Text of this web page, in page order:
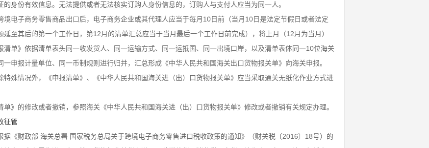
的身份有效信息。无法提供或者无法核实订购人身份信息的，订购人与支付人应当为同一人。
境电子商务零售商品出口后，电子商务企业或其代理人应当于每月10日前（当月10日是法定节假日或者法定
延至其后的第一个工作日，第12月的清单汇总应当于当月最后一个工作日前完成），将上月（12月为当月）
清单》依据清单表头同一收发货人、同一运输方式、同一运抵国、同一出境口岸，以及清单表体同一10位海关
一申报计量单位、同一币制规则进行归并，汇总形成《中华人民共和国海关出口货物报关单》向海关申报。
特殊情况外，《申报清单》、《中华人民共和国海关进（出）口货物报关单》应当采取通关无纸化作业方式进
单》的修改或者撤销，参照海关《中华人民共和国海关进（出）口货物报关单》修改或者撤销有关规定办理。
征管
据《财政部 海关总署 国家税务总局关于跨境电子商务零售进口税收政策的通知》（财关税〔2016〕18号）的